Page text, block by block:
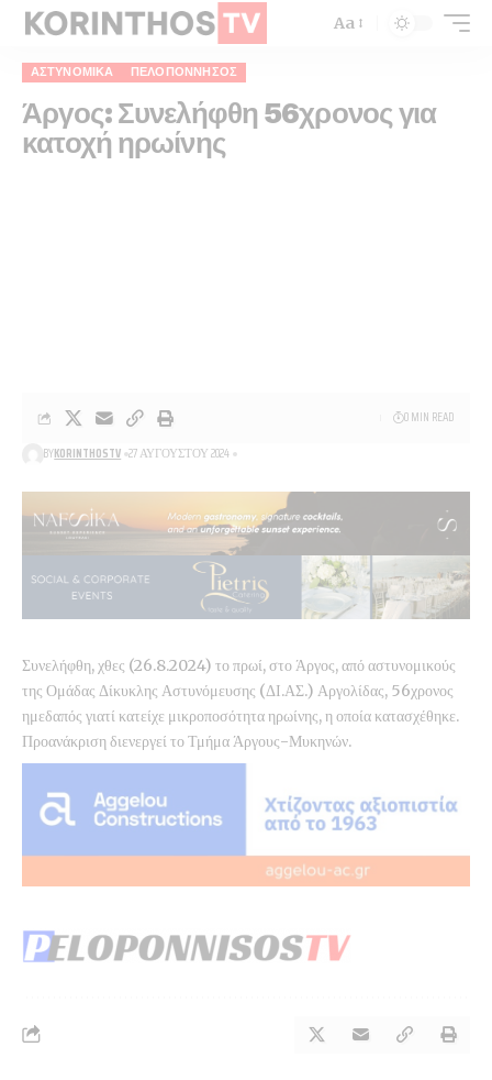
Aa
ΑΣΤΥΝΟΜΙΚΆ ΠΕΛΟΠΌΝΝΗΣΟΣ
Άργος: Συνελήφθη 56χρονος για
κατοχή ηρωίνης
BYKORINTHOSTV 27 ΑΥΓΟΎΣΤΟΥ 2024
0 MIN READ
Συνελήφθη, χθες (26.8.2024) το πρωί, στο Άργος, από αστυνομικούς
της Ομάδας Δίκυκλης Αστυνόμευσης (ΔΙ.ΑΣ.) Αργολίδας, 56χρονος
ημεδαπός γιατί κατείχε μικροποσότητα ηρωίνης, η οποία κατασχέθηκε.
Προανάκριση διενεργεί το Τμήμα Άργους-Μυκηνών.